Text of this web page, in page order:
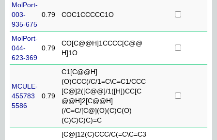
MolPort-
003-
935-675
0.79 COC1CCCCC1O
MolPort-
044-
623-369
0.79
CO[C@@H]1CCCC[C@@
H]1O
MCULE-
455783
5586
0.79
C1[C@@H]
(O)CCC(/C/1=C\C=C1/CCC
[C@]2([C@@]/1([H])CC[C
@@H]2[C@@H]
(/C=C/[C@](O)(C)C(O)
(C)C)C)C)=C
[C@]12(C)CCC/C(=C\C=C3